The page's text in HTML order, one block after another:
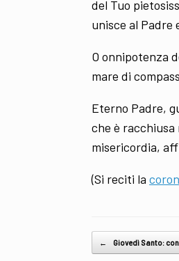
del Tuo
unisce al Padre
O onnipotenza
mare di
Eterno Padre,
che è racchiusa
misericordia,
(Si reciti la
Post navigation
← Giovedì Santo: